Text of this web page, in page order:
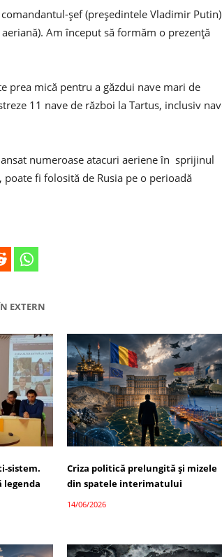
șef (președintele Vladimir
Am început să formăm o prezență
prea mică pentru a găzdui nave mari de
11 nave de război la Tartus, inclusiv
numeroase atacuri aeriene în sprijinul
fi folosită de Rusia pe o perioadă
EXTERN
sistem.
legenda
Criza politică prelungită și mizele
din spatele interimatului
14/06/2026